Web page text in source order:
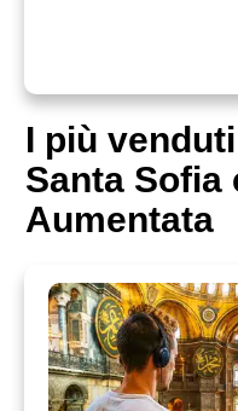
I più
Santa Sofia
Aumentata